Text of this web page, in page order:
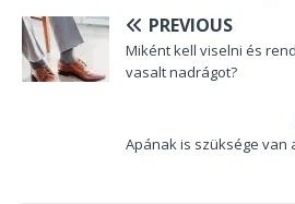
PREVIOUS
Miként kell viselni és
vasalt nadrágot?
Apának is szüksége van